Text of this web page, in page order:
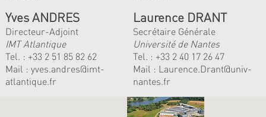
Yves ANDRES
Directeur-Adjoint
IMT Atlantique
Tel. : +33 2 51 85 82 62
Mail : yves.andres@imt-
atlantique.fr
Laurence DRANT
Secrétaire Générale
Université de Nantes
Tel. : +33 2 40 17 26 47
Mail : Laurence.Drant@univ-
nantes.fr